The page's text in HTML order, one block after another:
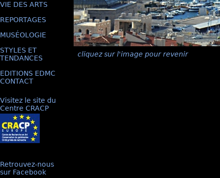
VIE DES ARTS
REPORTAGES
MUSÉOLOGIE
STYLES ET
TENDANCES
EDITIONS EDMC
CONTACT
Visitez le site du
Centre CRACP
Retrouvez-nous
sur Facebook
cliquez sur l'image pour revenir